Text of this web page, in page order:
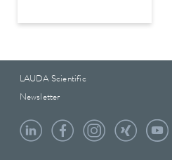
LAUDA Scientific
Newsletter